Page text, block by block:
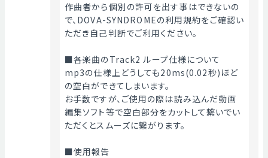
作曲者から個別の許可を出す事はできないの
で、DOVA-SYNDROMEの利用規約をご確認い
ただき自己判断でご利用ください。
■各楽曲のTrack2 ループ仕様について
mp3の仕様上どうしても20ms(0.02秒)ほど
の空白ができてしまいます。
お手数ですが、ご使用の際は読み込んだ動画
編集ソフト等で空白部分をカットして繋いでい
ただくとスムーズに繋がります。
■使用報告